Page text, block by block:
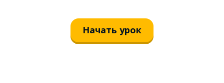
Начать урок